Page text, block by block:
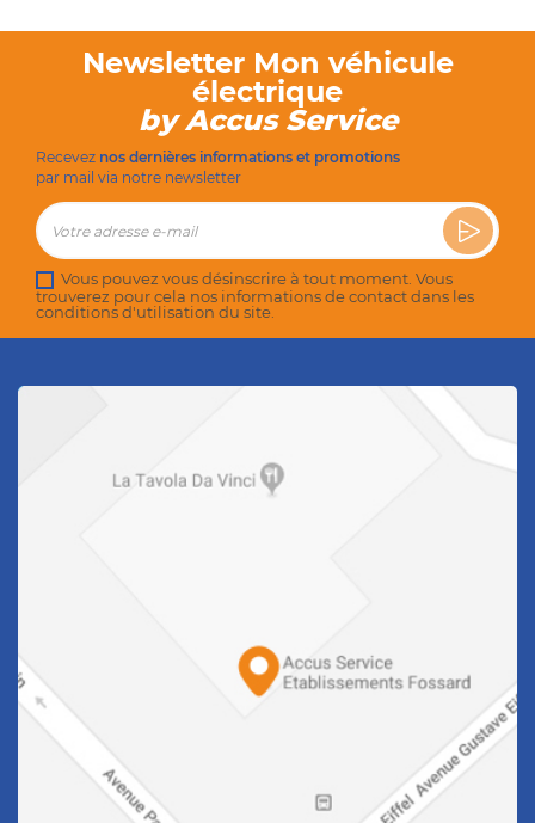
Newsletter Mon véhicule
électrique
by Accus Service
Recevez nos dernières informations et promotions
par mail via notre newsletter
Vous pouvez vous désinscrire à tout moment. Vous
trouverez pour cela nos informations de contact dans les
conditions d'utilisation du site.